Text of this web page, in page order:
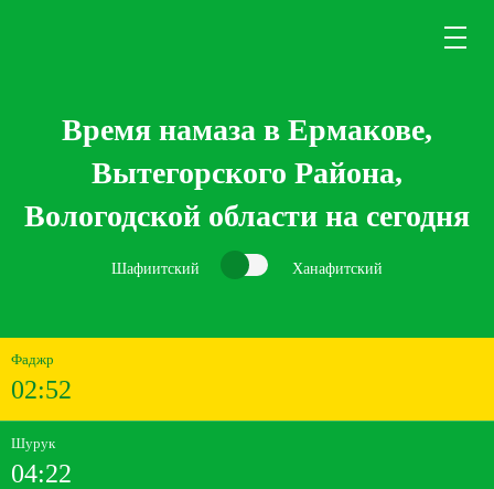
Время намаза в Ермакове,
Вытегорского Района,
Вологодской области на сегодня
Шафиитский Ханафитский
Фаджр
02:52
Шурук
04:22